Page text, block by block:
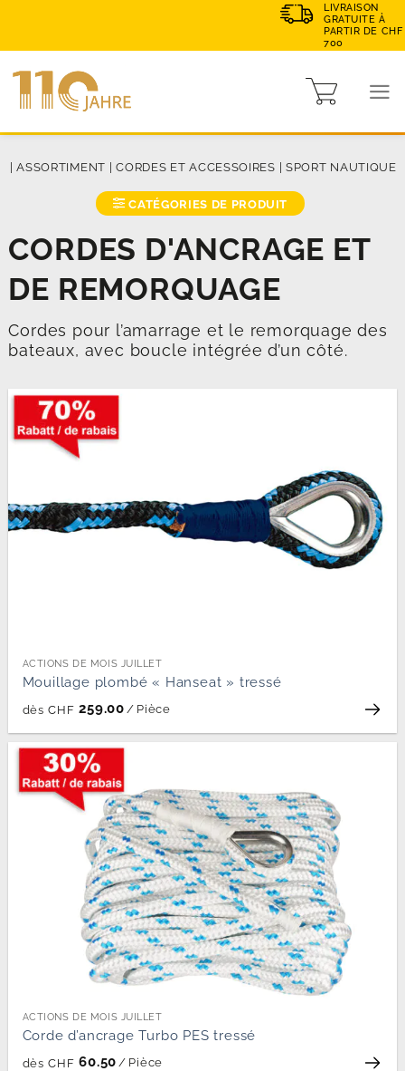
LIVRAISON
GRATUITE À
PARTIR DE CHF
700
|ASSORTIMENT |CORDES ET ACCESSOIRES SPORT NAUTIQUE
CATÉGORIES DE PRODUIT
CORDES D'ANCRAGE ET
DE REMORQUAGE
Cordes pour l’amarrage et le remorquage des
bateaux, avec boucle intégrée d’un côté.
ACTIONS DE MOIS JUILLET
Mouillage plombé « Hanseat » tressé
dès CHF 259.00 / Pièce
ACTIONS DE MOIS JUILLET
Corde d’ancrage Turbo PES tressé
dès CHF 60.50 / Pièce